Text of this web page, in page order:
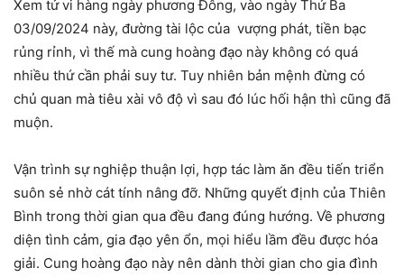
Xem tử vi hàng ngày phương Đông, vào ngày Thứ Ba
03/09/2024 này, đường tài lộc của vượng phát, tiền bạc
rủng rỉnh, vì thế mà cung hoàng đạo này không có quá
nhiều thứ cần phải suy tư. Tuy nhiên bản mệnh đừng có
chủ quan mà tiêu xài vô độ vì sau đó lúc hối hận thì cũng đã
muộn.
Vận trình sự nghiệp thuận lợi, hợp tác làm ăn đều tiến triển
suôn sẻ nhờ cát tính nâng đỡ. Những quyết định của Thiên
Bình trong thời gian qua đều đang đúng hướng. Về phương
diện tình cảm, gia đạo yên ổn, mọi hiểu lầm đều được hóa
giải. Cung hoàng đạo này nên dành thời gian cho gia đình